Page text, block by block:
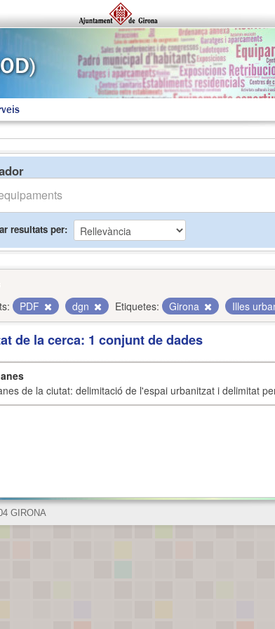
resultats per
PDF dgn Etiquetes: Girona Illes
de la cerca: 1 conjunt de dades
de la ciutat: delimitació de l'espai urbanitzat i delimitat
GIRONA